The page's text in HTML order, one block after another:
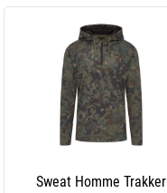
Sweat Homme Trakker